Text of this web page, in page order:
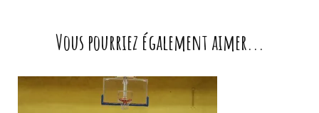
Vous pourriez également aimer...